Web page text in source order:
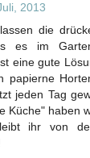
2013
die
es im
eine gute
papierne
jeden Tag
Küche" haben
ihr von